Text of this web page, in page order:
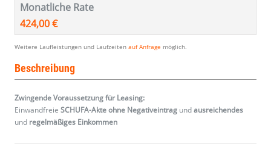
Monatliche Rate
424,00 €
Weitere Laufleistungen und Laufzeiten auf Anfrage möglich.
Beschreibung
Zwingende Voraussetzung für Leasing:
Einwandfreie SCHUFA-Akte ohne Negativeintrag undausreichendes
und regelmäßiges Einkommen